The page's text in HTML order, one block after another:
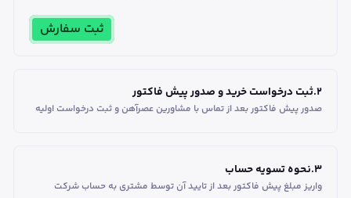
ثبت سفارش
2
.ثبت درخواست خرید و صدور پیش فاکتور
صدور پیش فاکتور بعد از تماس با مشاورین عصر‌آهن و ثبت درخواست اولیه
3
.نحوه تسویه حساب
واریز مبلغ پیش فاکتور بعد از تایید آن توسط مشتری به حساب شرکت